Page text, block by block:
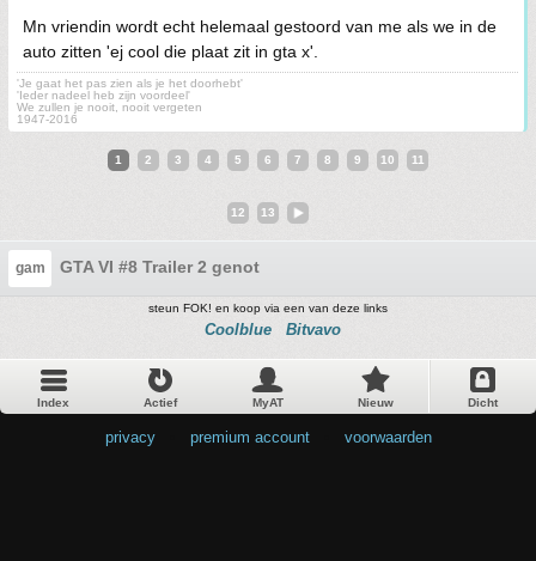
Mn vriendin wordt echt helemaal gestoord van me als we in de
auto zitten 'ej cool die plaat zit in gta x'.
'Je gaat het pas zien als je het doorhebt'
'Ieder nadeel heb zijn voordeel'
We zullen je nooit, nooit vergeten
1947-2016
1 2 3 4 5 6 7 8 9 10 11
12 13
gam GTA VI #8 Trailer 2 genot
steun FOK! en koop via een van deze links
Coolblue Bitvavo
Index Actief MyAT Nieuw Dicht
privacy premium account voorwaarden